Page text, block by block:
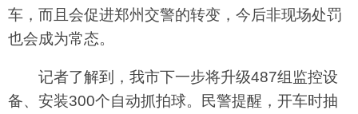
车，而且会促进郑州交警的转变，今后非现场处罚
也会成为常态。
记者了解到，我市下一步将升级487组监控设
备、安装300个自动抓拍球。民警提醒，开车时抽